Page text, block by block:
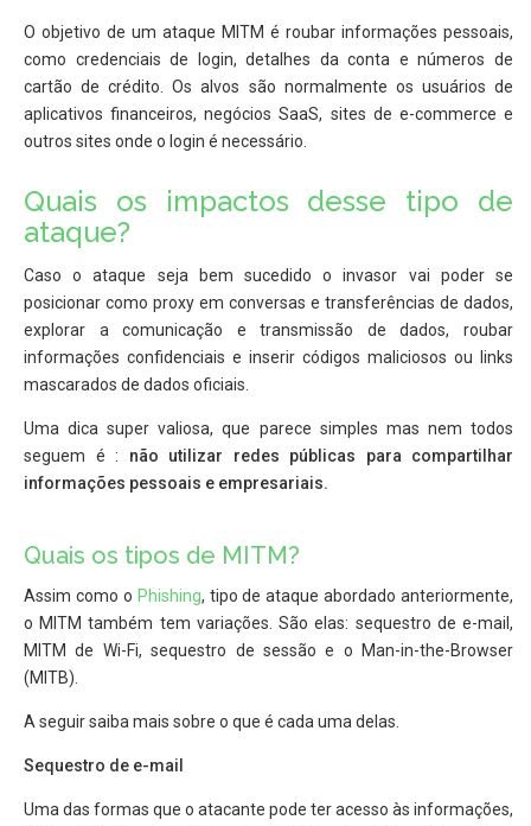
O objetivo de um ataque MITM é roubar informações pessoais,
como credenciais de login, detalhes da conta e números de
cartão de crédito. Os alvos são normalmente os usuários de
aplicativos financeiros, negócios SaaS, sites de e-commerce e
outros sites onde o login é necessário.
Quais os impactos desse tipo de
ataque?
Caso o ataque seja bem sucedido o invasor vai poder se
posicionar como proxy em conversas e transferências de dados,
explorar a comunicação e transmissão de dados, roubar
informações confidenciais e inserir códigos maliciosos ou links
mascarados de dados oficiais.
Uma dica super valiosa, que parece simples mas nem todos
seguem é : não utilizar redes públicas para compartilhar
informações pessoais e empresariais.
Quais os tipos de MITM?
Assim como o Phishing, tipo de ataque abordado anteriormente,
o MITM também tem variações. São elas: sequestro de e-mail,
MITM de Wi-Fi, sequestro de sessão e o Man-in-the-Browser
(MITB).
A seguir saiba mais sobre o que é cada uma delas.
Sequestro de e-mail
Uma das formas que o atacante pode ter acesso às informações,